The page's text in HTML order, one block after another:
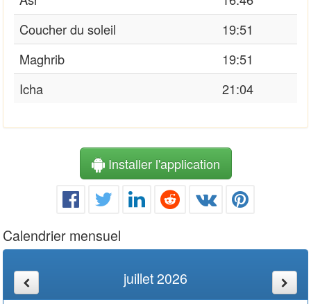
Coucher du soleil
19:51
Maghrib
19:51
Icha
21:04
Installer l'application
Calendrier mensuel
juillet 2026